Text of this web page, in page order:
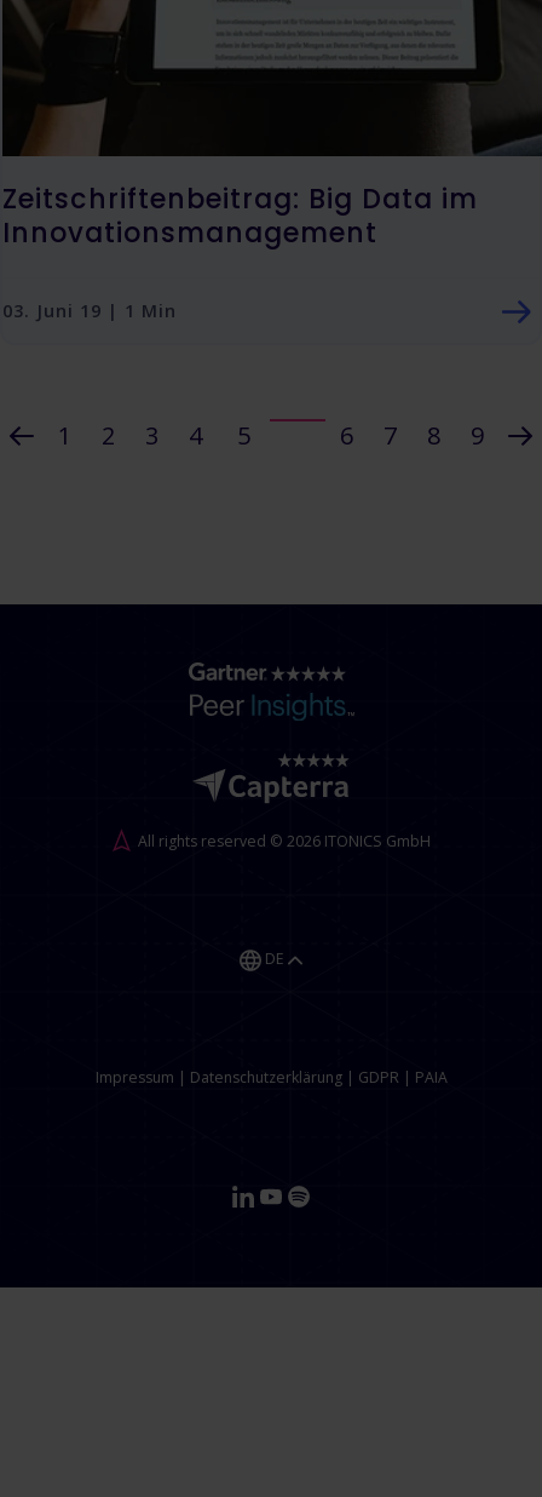
Zeitschriftenbeitrag: Big Data im
Innovationsmanagement
03. Juni 19 | 1 Min
1 2 3 4 5 6 7 8 9
All rights reserved © 2026 ITONICS GmbH
DE
Impressum | Datenschutzerklärung| GDPR | PAIA